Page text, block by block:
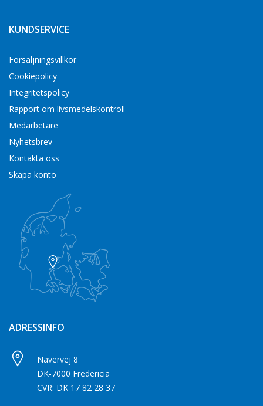
KUNDSERVICE
Försäljningsvillkor
Cookiepolicy
Integritetspolicy
Rapport om livsmedelskontroll
Medarbetare
Nyhetsbrev
Kontakta oss
Skapa konto
ADRESSINFO
Navervej 8
DK-7000 Fredericia
CVR: DK 17 82 28 37